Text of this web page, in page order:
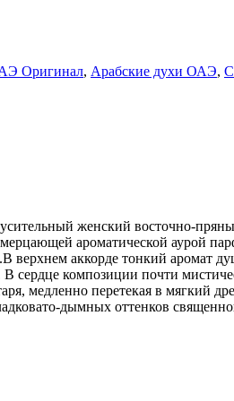
Оригинал, Арабские духи ОАЭ,
женский восточно-
ароматической аурой
верхнем аккорде тонкий аромат
сердце композиции почти
медленно перетекая в мягкий
дымных оттенков